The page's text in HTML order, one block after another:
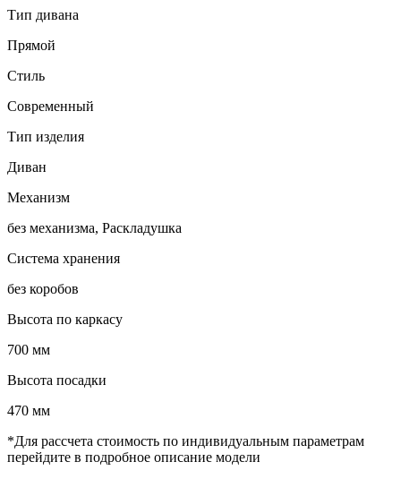
Тип дивана
Прямой
Стиль
Современный
Тип изделия
Диван
Механизм
без механизма, Раскладушка
Система хранения
без коробов
Высота по каркасу
700 мм
Высота посадки
470 мм
*Для рассчета стоимость по индивидуальным параметрам
перейдите в подробное описание модели